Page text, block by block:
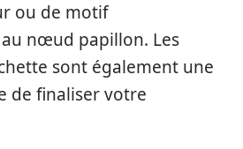
ou de motif
nœud papillon. Les
sont également une
de finaliser votre